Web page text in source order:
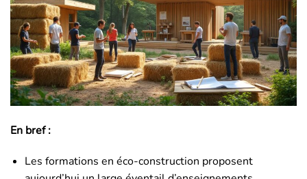
En bref :
Les formations en éco-construction proposent